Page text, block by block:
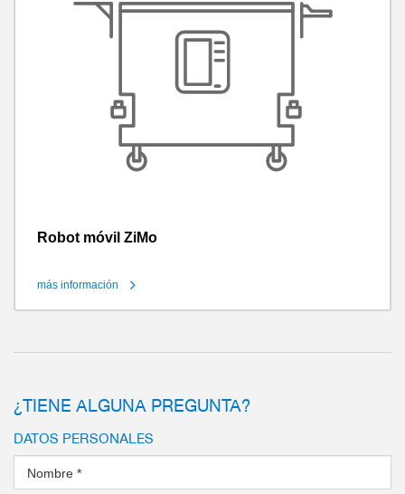
Robot móvil ZiMo
más información
¿TIENE ALGUNA PREGUNTA?
DATOS PERSONALES
Nombre *